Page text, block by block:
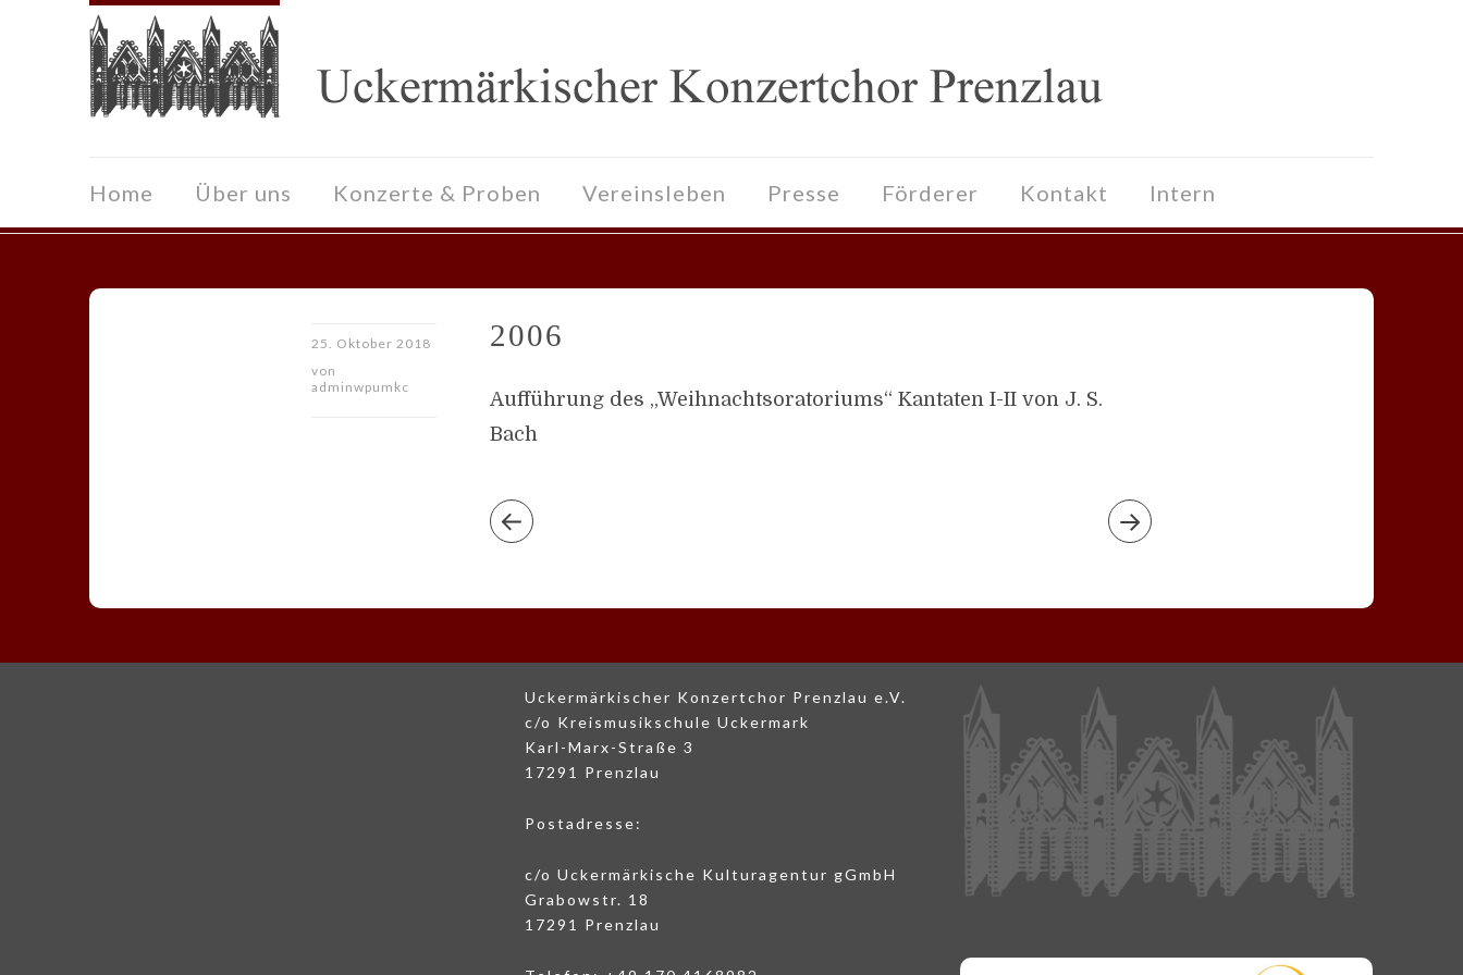
Home Über uns Konzerte & Proben Vereinsleben Presse Förderer Kontakt Intern
25. Oktober 2018
von
adminwpumkc
2006
Aufführung des „Weihnachtsoratoriums“ Kantaten I-II von J. S.
Bach
Uckermärkischer Konzertchor Prenzlau e.V.
c/o Kreismusikschule Uckermark
Karl-Marx-Straße 3
17291 Prenzlau
Postadresse:
c/o Uckermärkische Kulturagentur gGmbH
Grabowstr. 18
17291 Prenzlau